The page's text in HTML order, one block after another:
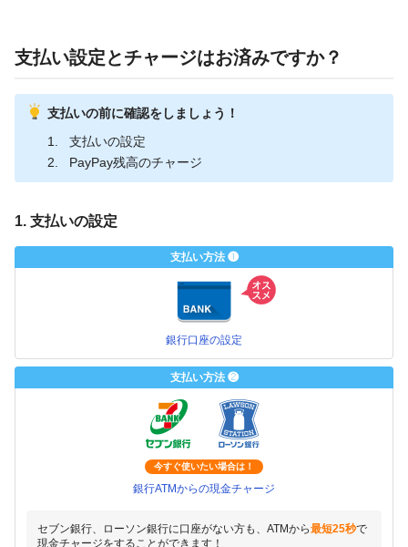
支払い設定とチャージはお済みですか？
支払いの前に確認をしましょう！
支払いの設定
PayPay残高のチャージ
1. 支払いの設定
支払い方法 ❶
銀行口座の設定
支払い方法 ❷
今すぐ使いたい場合は！
銀行ATMからの現金チャージ
セブン銀行、ローソン銀行に口座がない方も、ATMから最短25秒で
現金チャージをすることができます！